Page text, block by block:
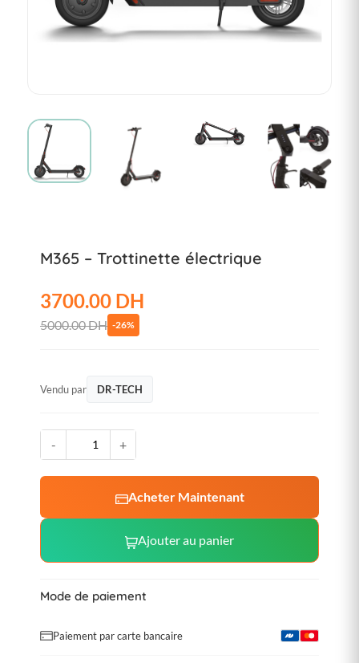
M365 – Trottinette électrique
3700.00 DH
5000.00 DH -26%
Vendu par DR-TECH
- +
Acheter Maintenant
Ajouter au panier
Mode de paiement
Paiement par carte bancaire